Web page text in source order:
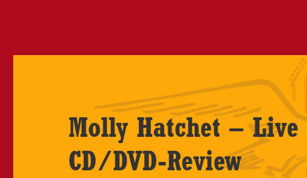
Molly Hatchet –
CD/DVD-Review